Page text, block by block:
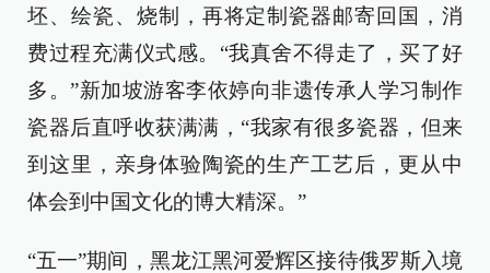
坯、绘瓷、烧制，再将定制瓷器邮寄回国，消
费过程充满仪式感。“我真舍不得走了，买了好
多。”新加坡游客李依婷向非遗传承人学习制作
瓷器后直呼收获满满，“我家有很多瓷器，但来
到这里，亲身体验陶瓷的生产工艺后，更从中
体会到中国文化的博大精深。”
“五一”期间，黑龙江黑河爱辉区接待俄罗斯入境